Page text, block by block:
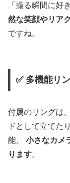
「撮る瞬間に好
然な笑顔やリア
ですね。
✅ 多機能リ
付属のリングは
ドとして立てた
能。 小さなカメ
ります。